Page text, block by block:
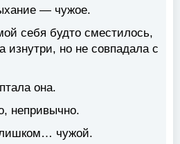
— чужое.
себя будто сместилось,
изнутри, но не совпадала с
она.
непривычно.
чужой.